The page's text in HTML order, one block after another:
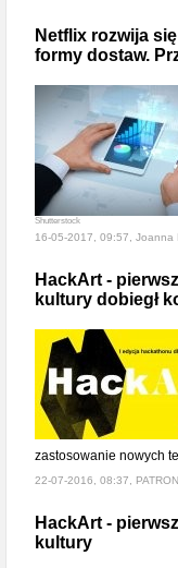
Netflix rozwija
formy dostaw.
Shutterstock
16-05-2017, 09:57, Joanna
HackArt -
kultury dobiegł
zastosowanie nowych
22-07-2016, 08:37,
HackArt -
kultury